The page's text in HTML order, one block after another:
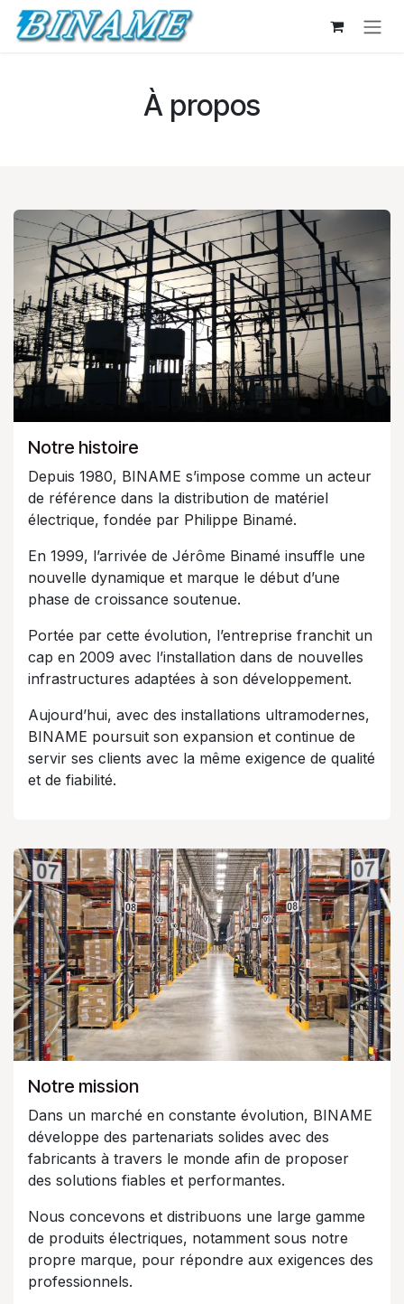
Se rendre au contenu
À propos
Notre histoire
Depuis 1980, BINAME s’impose comme un acteur
de référence dans la distribution de matériel
électrique, fondée par Philippe Binamé.
En 1999, l’arrivée de Jérôme Binamé insuffle une
nouvelle dynamique et marque le début d’une
phase de croissance soutenue.
Portée par cette évolution, l’entreprise franchit un
cap en 2009 avec l’installation dans de nouvelles
infrastructures adaptées à son développement.
Aujourd’hui, avec des installations ultramodernes,
BINAME poursuit son expansion et continue de
servir ses clients avec la même exigence de qualité
et de fiabilité.
Notre mission
Dans un marché en constante évolution, BINAME
développe des partenariats solides avec des
fabricants à travers le monde afin de proposer
des solutions fiables et performantes.
Nous concevons et distribuons une large gamme
de produits électriques, notamment sous notre
propre marque, pour répondre aux exigences des
professionnels.